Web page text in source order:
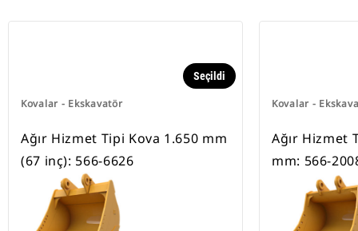
Kovalar - Ekskavatör
Seçildi
Ağır Hizmet Tipi Kova 1.650 mm
(67 inç): 566-6626
Kovalar -
Ağır Hizmet
mm: 566-